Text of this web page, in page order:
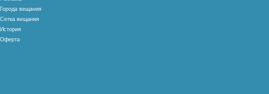
Города вещания
Сетка вещания
История
Оферта